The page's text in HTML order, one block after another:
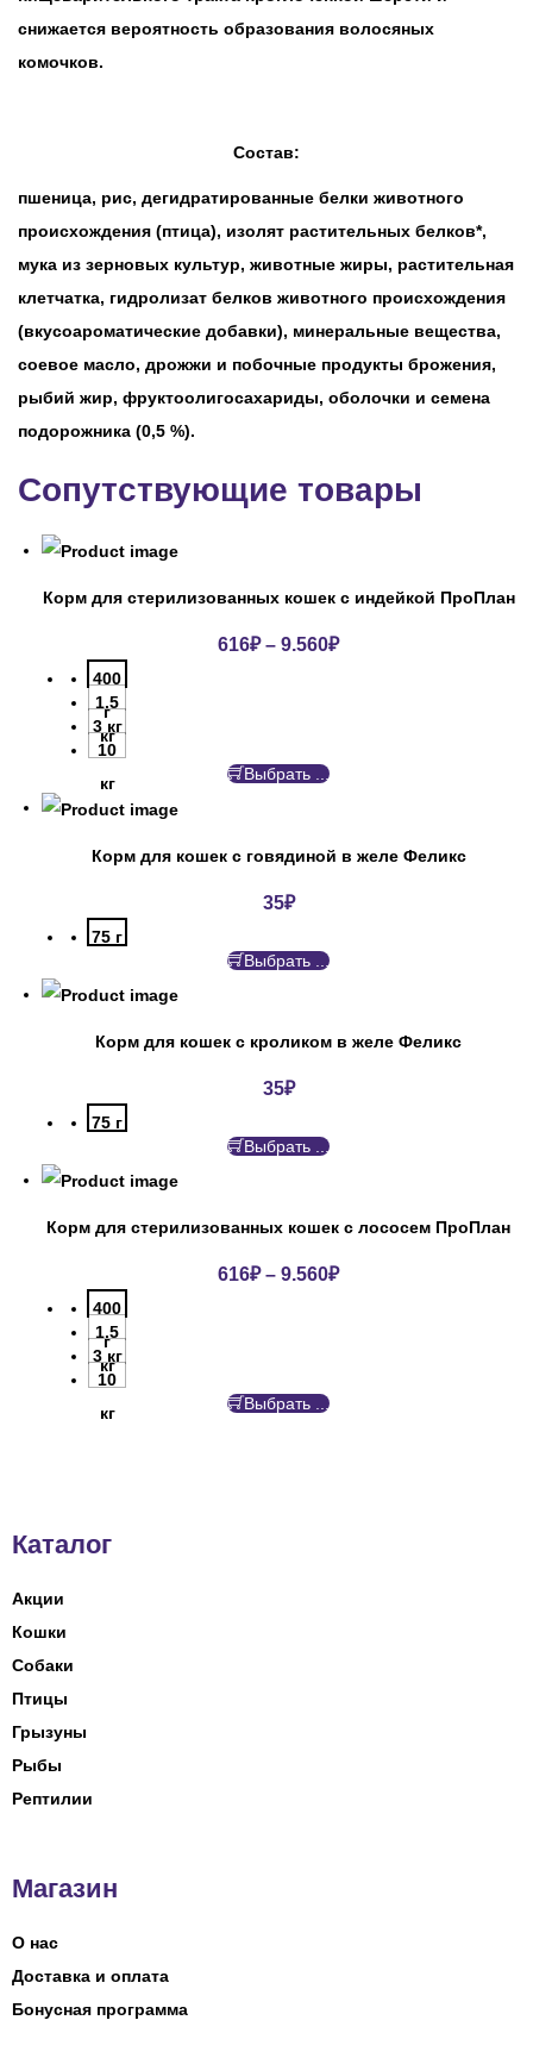
снижается вероятность образования волосяных
комочков.
Состав:
пшеница, рис, дегидратированные белки животного
происхождения (птица), изолят растительных белков*,
мука из зерновых культур, животные жиры, растительная
клетчатка, гидролизат белков животного происхождения
(вкусоароматические добавки), минеральные вещества,
соевое масло, дрожжи и побочные продукты брожения,
рыбий жир, фруктоолигосахариды, оболочки и семена
подорожника (0,5 %).
Сопутствующие товары
Корм для стерилизованных кошек с индейкой ПроПлан
616₽– 9.560₽
400
г
1.5
кг
3 кг
10
кг
Выбрать ...
Корм для кошек с говядиной в желе Феликс
35₽
75 г
Выбрать ...
Корм для кошек с кроликом в желе Феликс
35₽
75 г
Выбрать ...
Корм для стерилизованных кошек с лососем ПроПлан
616₽– 9.560₽
400
г
1.5
кг
3 кг
10
кг
Выбрать ...
Каталог
Акции
Кошки
Собаки
Птицы
Грызуны
Рыбы
Рептилии
Магазин
О нас
Доставка и оплата
Бонусная программа